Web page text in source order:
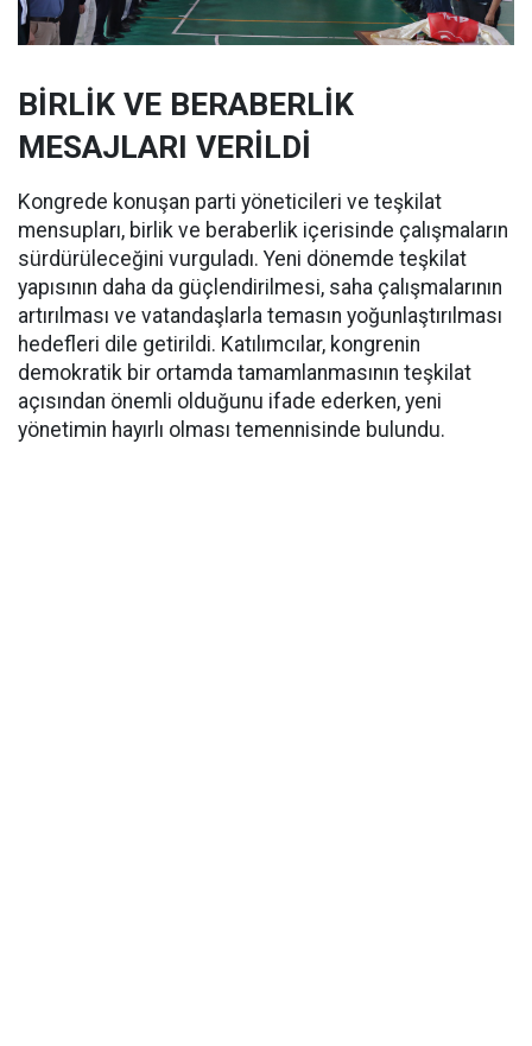
BİRLİK VE BERABERLİK
MESAJLARI VERİLDİ
Kongrede konuşan parti yöneticileri ve teşkilat
mensupları, birlik ve beraberlik içerisinde çalışmaların
sürdürüleceğini vurguladı. Yeni dönemde teşkilat
yapısının daha da güçlendirilmesi, saha çalışmalarının
artırılması ve vatandaşlarla temasın yoğunlaştırılması
hedefleri dile getirildi. Katılımcılar, kongrenin
demokratik bir ortamda tamamlanmasının teşkilat
açısından önemli olduğunu ifade ederken, yeni
yönetimin hayırlı olması temennisinde bulundu.